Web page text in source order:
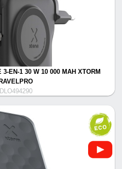
3-EN-1 30 W 10 000 MAH XTORM